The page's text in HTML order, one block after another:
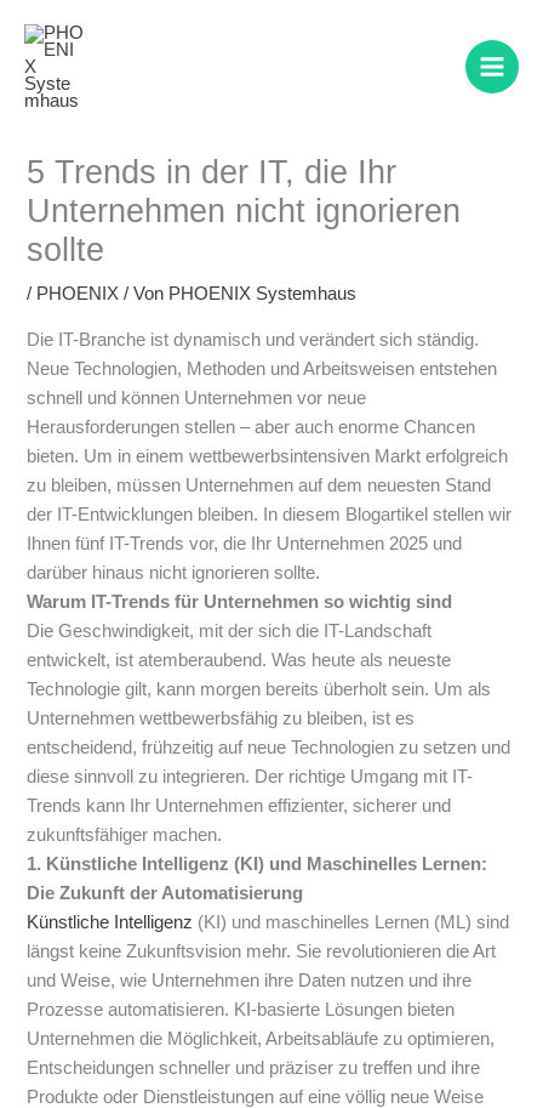
Inhalt
springen
5 Trends in der IT, die Ihr
Unternehmen nicht ignorieren
sollte
/ PHOENIX / Von PHOENIX Systemhaus
Die IT-Branche ist dynamisch und verändert sich ständig.
Neue Technologien, Methoden und Arbeitsweisen entstehen
schnell und können Unternehmen vor neue
Herausforderungen stellen – aber auch enorme Chancen
bieten. Um in einem wettbewerbsintensiven Markt erfolgreich
zu bleiben, müssen Unternehmen auf dem neuesten Stand
der IT-Entwicklungen bleiben. In diesem Blogartikel stellen wir
Ihnen fünf IT-Trends vor, die Ihr Unternehmen 2025 und
darüber hinaus nicht ignorieren sollte.
Warum IT-Trends für Unternehmen so wichtig sind
Die Geschwindigkeit, mit der sich die IT-Landschaft
entwickelt, ist atemberaubend. Was heute als neueste
Technologie gilt, kann morgen bereits überholt sein. Um als
Unternehmen wettbewerbsfähig zu bleiben, ist es
entscheidend, frühzeitig auf neue Technologien zu setzen und
diese sinnvoll zu integrieren. Der richtige Umgang mit IT-
Trends kann Ihr Unternehmen effizienter, sicherer und
zukunftsfähiger machen.
1. Künstliche Intelligenz (KI) und Maschinelles Lernen:
Die Zukunft der Automatisierung
Künstliche Intelligenz (KI) und maschinelles Lernen (ML) sind
längst keine Zukunftsvision mehr. Sie revolutionieren die Art
und Weise, wie Unternehmen ihre Daten nutzen und ihre
Prozesse automatisieren. KI-basierte Lösungen bieten
Unternehmen die Möglichkeit, Arbeitsabläufe zu optimieren,
Entscheidungen schneller und präziser zu treffen und ihre
Produkte oder Dienstleistungen auf eine völlig neue Weise